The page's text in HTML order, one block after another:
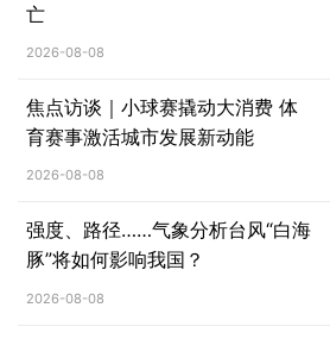
亡
2026-08-08
焦点访谈｜小球赛撬动大消费 体
育赛事激活城市发展新动能
2026-08-08
强度、路径……气象分析台风“白海
豚”将如何影响我国？
2026-08-08